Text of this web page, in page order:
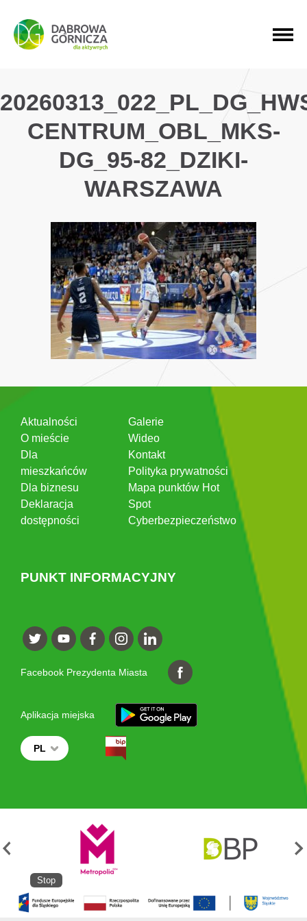
PRZEJDŹ DO MENU GŁÓWNEGO
PRZEJDŹ DO WYSZUKIWARKI
PRZEJDŹ DO TREŚCI
CENTRUM_OBL_MKS-
DG_95-82_DZIKI-
WARSZAWA
Aktualności
O mieście
Dla
mieszkańców
Dla biznesu
Deklaracja
dostępności
Galerie
Wideo
Kontakt
Polityka prywatności
Mapa punktów Hot
Spot
Cyberbezpieczeństwo
PUNKT INFORMACYJNY
Facebook Prezydenta Miasta
Aplikacja miejska
PL
Stop